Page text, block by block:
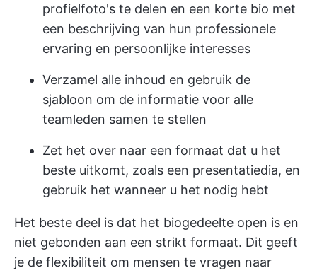
profielfoto's te delen en een korte bio met
een beschrijving van hun professionele
ervaring en persoonlijke interesses
Verzamel alle inhoud en gebruik de
sjabloon om de informatie voor alle
teamleden samen te stellen
Zet het over naar een formaat dat u het
beste uitkomt, zoals een presentatiedia, en
gebruik het wanneer u het nodig hebt
Het beste deel is dat het biogedeelte open is en
niet gebonden aan een strikt formaat. Dit geeft
je de flexibiliteit om mensen te vragen naar